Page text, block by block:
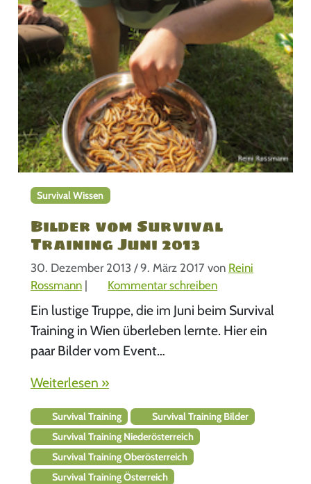
Survival Wissen
Bilder vom Survival
Training Juni 2013
30. Dezember 2013 / 9. März 2017 von Reini
Rossmann | Kommentar schreiben
Ein lustige Truppe, die im Juni beim Survival
Training in Wien überleben lernte. Hier ein
paar Bilder vom Event…
Weiterlesen »
Survival Training
Survival Training Bilder
Survival Training Niederösterreich
Survival Training Oberösterreich
Survival Training Österreich